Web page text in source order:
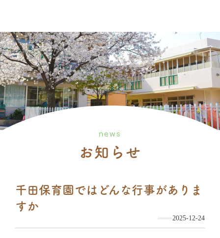
news
お知らせ
千田保育園ではどんな行事がありま
すか
2025-12-24